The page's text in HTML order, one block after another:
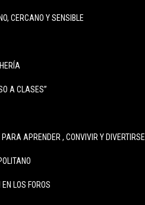
CERCANO Y SENSIBLE
A CLASES”
APRENDER , CONVIVIR Y DIVERTIRSE
LOS FOROS